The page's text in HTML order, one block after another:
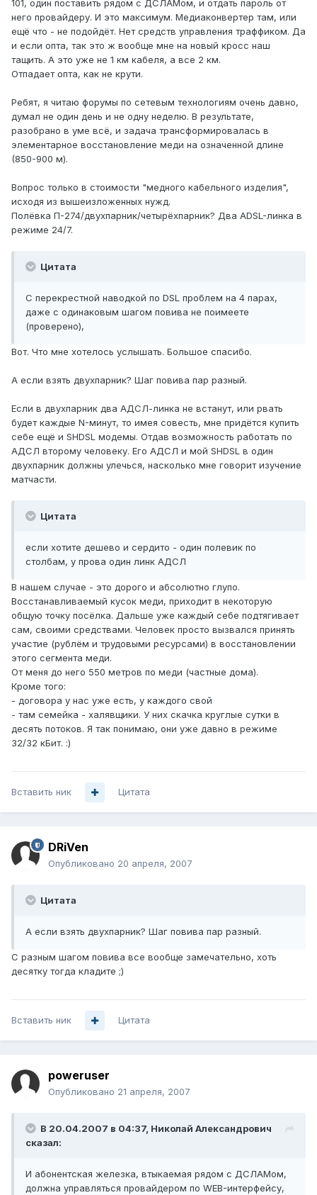
101, один поставить рядом с ДСЛАМом, и отдать пароль от
него провайдеру. И это максимум. Медиаконвертер там, или
ещё что - не подойдёт. Нет средств управления траффиком. Да
и если опта, так это ж вообще мне на новый кросс наш
тащить. А это уже не 1 км кабеля, а все 2 км.
Отпадает опта, как не крути.
Ребят, я читаю форумы по сетевым технологиям очень давно,
думал не один день и не одну неделю. В результате,
разобрано в уме всё, и задача трансформировалась в
элементарное восстановление меди на означенной длине
(850-900 м).
Вопрос только в стоимости "медного кабельного изделия",
исходя из вышеизложенных нужд.
Полёвка П-274/двухпарник/четырёхпарник? Два ADSL-линка в
режиме 24/7.
Цитата
С перекрестной наводкой по DSL проблем на 4 парах,
даже с одинаковым шагом повива не поимеете
(проверено),
Вот. Что мне хотелось услышать. Большое спасибо.
А если взять двухпарник? Шаг повива пар разный.
Если в двухпарник два АДСЛ-линка не встанут, или рвать
будет каждые N-минут, то имея совесть, мне придётся купить
себе ещё и SHDSL модемы. Отдав возможность работать по
АДСЛ второму человеку. Его АДСЛ и мой SHDSL в один
двухпарник должны улечься, насколько мне говорит изучение
матчасти.
Цитата
если хотите дешево и сердито - один полевик по
столбам, у прова один линк АДСЛ
В нашем случае - это дорого и абсолютно глупо.
Восстанавливаемый кусок меди, приходит в некоторую
общую точку посёлка. Дальше уже каждый себе подтягивает
сам, своими средствами. Человек просто вызвался принять
участие (рублём и трудовыми ресурсами) в восстановлении
этого сегмента меди.
От меня до него 550 метров по меди (частные дома).
Кроме того:
- договора у нас уже есть, у каждого свой
- там семейка - халявщики. У них скачка круглые сутки в
десять потоков. Я так понимаю, они уже давно в режиме
32/32 кБит. :)
Вставить ник Цитата
DRiVen
Опубликовано 20 апреля, 2007
Цитата
А если взять двухпарник? Шаг повива пар разный.
С разным шагом повива все вообще замечательно, хоть
десятку тогда кладите ;)
Вставить ник Цитата
poweruser
Опубликовано 21 апреля, 2007
В 20.04.2007 в 04:37, Николай Александрович
сказал:
И абонентская железка, втыкаемая рядом с ДСЛАМом,
должна управляться провайдером по WEB-интерфейсу,